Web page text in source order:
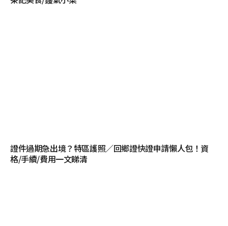
證件過期急出境？特區護照／回鄉證快證申請懶人包！資
格/手續/費用一文睇清